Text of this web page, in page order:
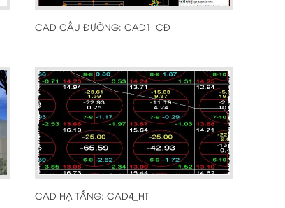
CAD CẦU ĐƯỜNG: CAD1_CĐ
CAD HẠ TẦNG: CAD4_HT